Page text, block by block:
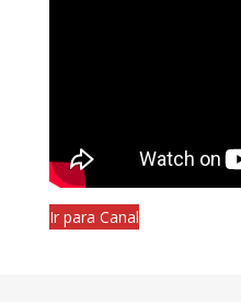
Ir para Canal